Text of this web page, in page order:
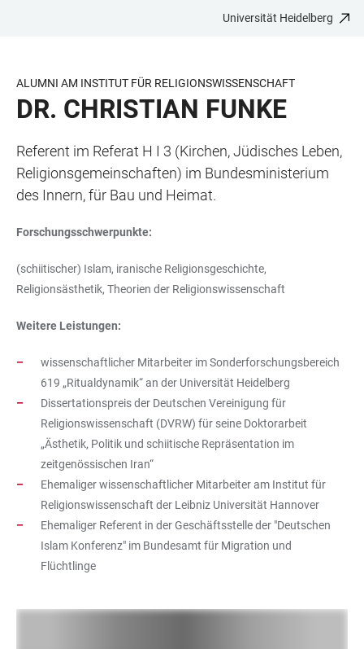
BARRIEREFREIHEIT
Universität Heidelberg
ALUMNI AM INSTITUT FÜR RELIGIONSWISSENSCHAFT
DR. CHRISTIAN FUNKE
Referent im Referat H I 3 (Kirchen, Jüdisches Leben,
Religionsgemeinschaften) im Bundesministerium
des Innern, für Bau und Heimat.
Forschungsschwerpunkte:
(schiitischer) Islam, iranische Religionsgeschichte,
Religionsästhetik, Theorien der Religionswissenschaft
Weitere Leistungen:
wissenschaftlicher Mitarbeiter im Sonderforschungsbereich
619 „Ritualdynamik“ an der Universität Heidelberg
Dissertationspreis der Deutschen Vereinigung für
Religionswissenschaft (DVRW) für seine Doktorarbeit
„Ästhetik, Politik und schiitische Repräsentation im
zeitgenössischen Iran“
Ehemaliger wissenschaftlicher Mitarbeiter am Institut für
Religionswissenschaft der Leibniz Universität Hannover
Ehemaliger Referent in der Geschäftsstelle der "Deutschen
Islam Konferenz" im Bundesamt für Migration und
Flüchtlinge